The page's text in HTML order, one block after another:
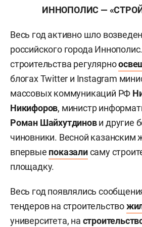
ИННОПОЛИС —
Весь год активно шло
российского города
строительства регулярно
блогах Twitter и Instagram
массовых коммуникаций РФ
Никифоров, министр
Роман Шайхутдинови другие
чиновники. Весной казанским
впервые показалисаму
площадку.
Весь год появлялись
тендеров на строительство
университета, на